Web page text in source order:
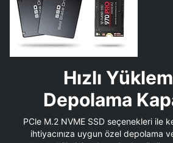
Hızlı
Depolama
PCle M.2 NVME SSD seçenekleri ile
ihtiyacınıza uygun özel depolama